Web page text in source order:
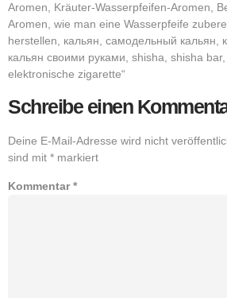
Aromen, Kräuter-Wasserpfeifen-Aromen,
Aromen, wie man eine Wasserpfeife
herstellen, кальян, самодельный кальян,
кальян своими руками, shisha, shisha
elektronische zigarette“
Schreibe einen
Deine E-Mail-Adresse wird nicht
sind mit * markiert
Kommentar*